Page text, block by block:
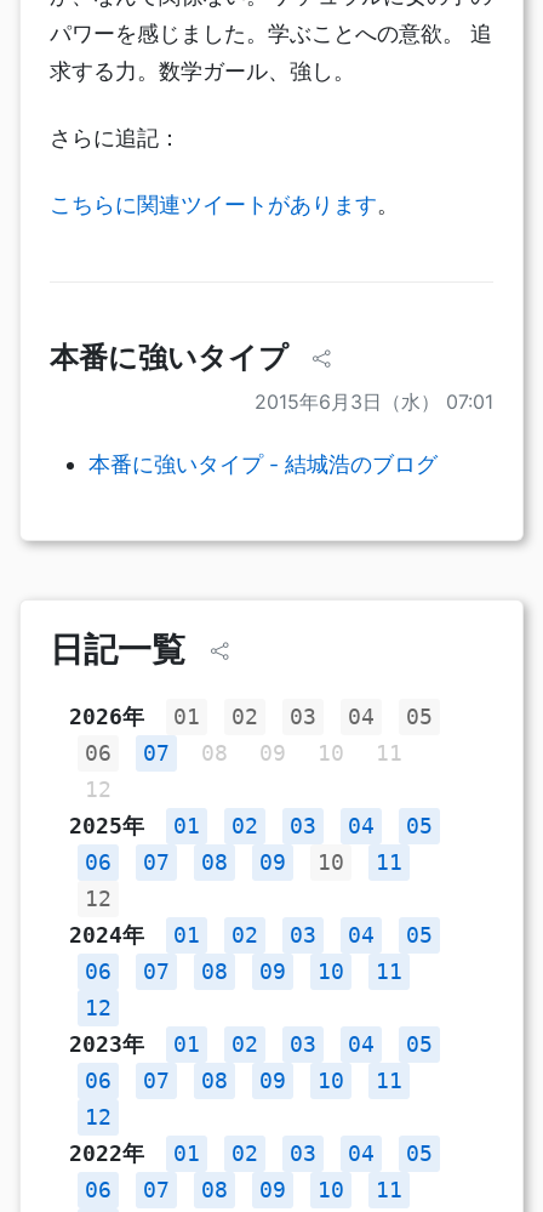
パワーを感じました。学ぶことへの意欲。 追
求する力。数学ガール、強し。
さらに追記：
こちらに関連ツイートがあります。
本番に強いタイプ
2015年6月3日（水） 07:01
本番に強いタイプ - 結城浩のブログ
日記一覧
2026年 01 02 03 04
05
06
07 08 09 10
11
12
2025年
01 02 03 04
05
06
07 08 09 10
11
12
2024年
01 02 03 04
05
06
07 08 09 10
11
12
2023年
01 02 03 04
05
06
07 08 09 10
11
12
2022年
01 02 03 04
05
06
07 08 09 10
11